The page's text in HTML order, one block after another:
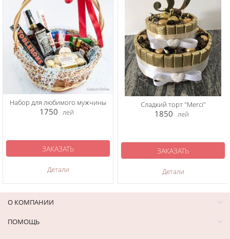
Набор для любимого мужчины
1750 лей
Детали
ЗАКАЗАТЬ
Сладкий торт "Merci"
1850 лей
Детали
ЗАКАЗАТЬ
О КОМПАНИИ
ПОМОЩЬ